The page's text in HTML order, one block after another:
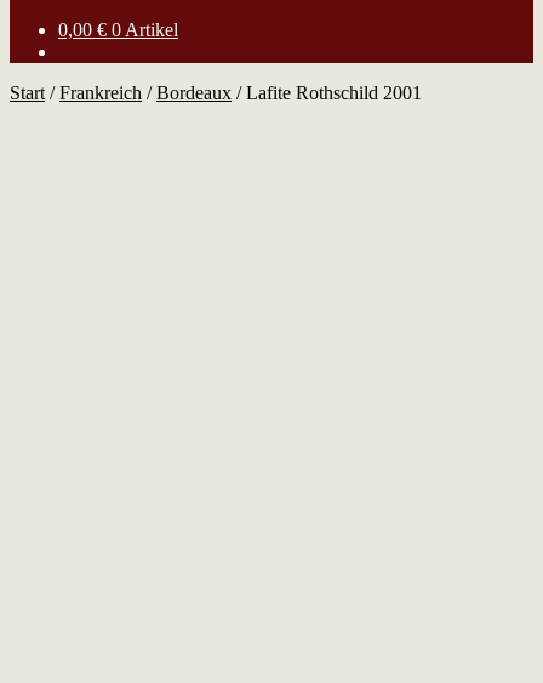
0,00 € 0 Artikel
Start /Frankreich /Bordeaux /Lafite Rothschild 2001